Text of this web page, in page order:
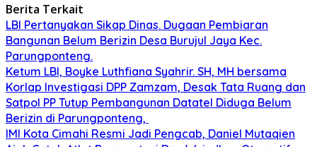
Berita Terkait
LBI Pertanyakan Sikap Dinas. Dugaan Pembiaran
Bangunan Belum Berizin Desa Burujul Jaya Kec.
Parungponteng.
Ketum LBI, Boyke Luthfiana Syahrir. SH, MH bersama
Korlap Investigasi DPP Zamzam, Desak Tata Ruang dan
Satpol PP Tutup Pembangunan Datatel Diduga Belum
Berizin di Parungponteng,
IMI Kota Cimahi Resmi Jadi Pengcab, Daniel Mutaqien